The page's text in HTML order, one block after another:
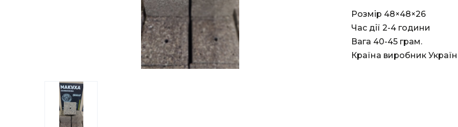
Розмір 48×48×26
Час дії 2-4 години
Вага 40-45 грам.
Країна виробник